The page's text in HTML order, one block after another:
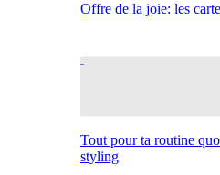
Offre de la joie: les
Tout pour ta routine
styling